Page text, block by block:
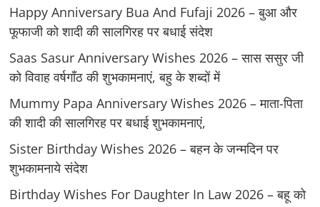
Happy Anniversary Bua And Fufaji 2026 – बुआ और
फूफाजी को शादी की सालगिरह पर बधाई संदेश
Saas Sasur Anniversary Wishes 2026 – सास ससुर जी
को विवाह वर्षगाँठ की शुभकामनाएं, बहु के शब्दों में
Mummy Papa Anniversary Wishes 2026 – माता-पिता
की शादी की सालगिरह पर बधाई शुभकामनाएं,
Sister Birthday Wishes 2026 – बहन के जन्मदिन पर
शुभकामनाये संदेश
Birthday Wishes For Daughter In Law 2026 – बहू को